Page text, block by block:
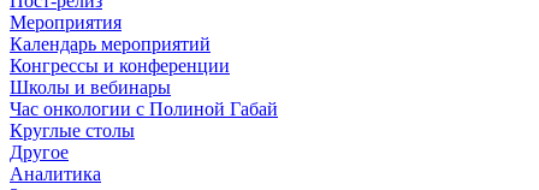
Мероприятия
Календарь мероприятий
Конгрессы и конференции
Школы и вебинары
Час онкологии с Полиной Габай
Круглые столы
Другое
Аналитика